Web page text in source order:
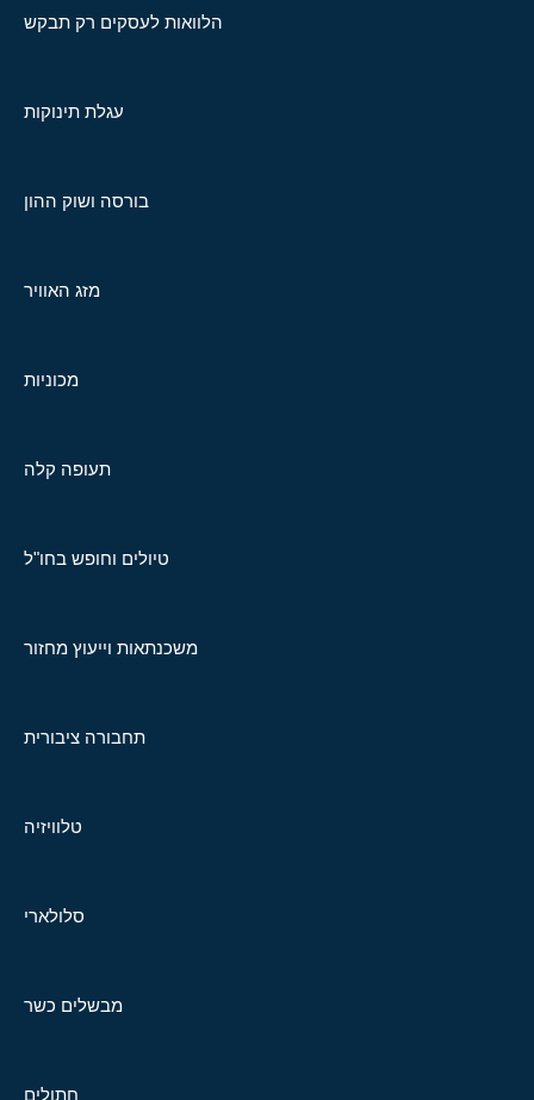
הלוואות לעסקים רק תבקש
עגלת תינוקות
בורסה ושוק ההון
מזג האוויר
מכוניות
תעופה קלה
טיולים וחופש בחו"ל
משכנתאות וייעוץ מחזור
תחבורה ציבורית
טלוויזיה
סלולארי
מבשלים כשר
חתולים